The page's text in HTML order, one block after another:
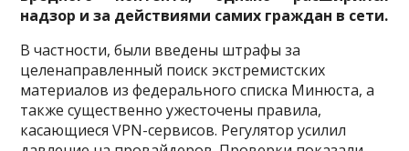
надзор и за действиями самих граждан в сети.
В частности, были введены штрафы за
целенаправленный поиск экстремистских
материалов из федерального списка Минюста, а
также существенно ужесточены правила,
касающиеся VPN-сервисов. Регулятор усилил